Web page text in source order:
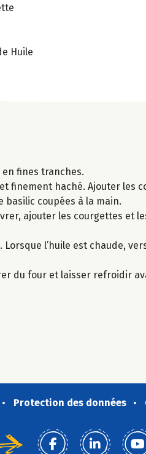
Huile
en fines tranches.
finement haché. Ajouter les
coupées à la main.
ajouter les courgettes et
l’huile est chaude,
du four et laisser refroidir
Protection des données